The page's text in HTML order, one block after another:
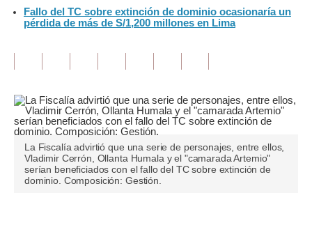
Plus G
Opinión
Pregunta de hoy
Blogs
Tendencias
Fallo del TC sobre extinción de dominio ocasionaría un
pérdida de más de S/1,200 millones en Lima
La Fiscalía advirtió que una serie de personajes, entre ellos,
Vladimir Cerrón, Ollanta Humala y el "camarada Artemio"
serían beneficiados con el fallo del TC sobre extinción de
dominio. Composición: Gestión.